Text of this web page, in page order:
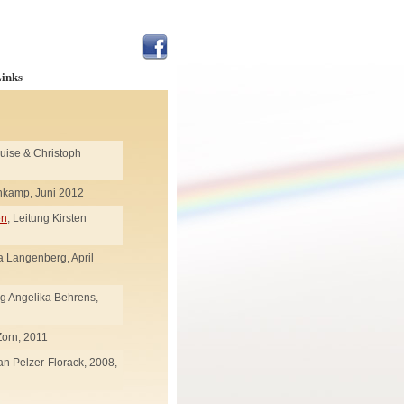
& Christoph
Juni 2012
, Leitung Kirsten
Langenberg, April
Angelika Behrens,
2011
Pelzer-Florack, 2008,